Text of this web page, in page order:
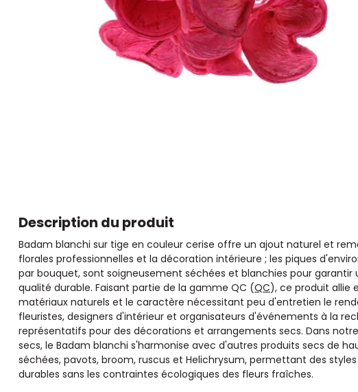
Description du produit
Badam blanchi sur tige en couleur cerise offre un ajout naturel et
florales professionnelles et la décoration intérieure ; les piques
par bouquet, sont soigneusement séchées et blanchies pour
qualité durable. Faisant partie de la gamme QC (QC), ce produit allie
matériaux naturels et le caractère nécessitant peu d'entretien le
fleuristes, designers d'intérieur et organisateurs d'événements à la
représentatifs pour des décorations et arrangements secs. Dans
secs, le Badam blanchi s'harmonise avec d'autres produits secs de
séchées, pavots, broom, ruscus et Helichrysum, permettant des
durables sans les contraintes écologiques des fleurs fraîches.